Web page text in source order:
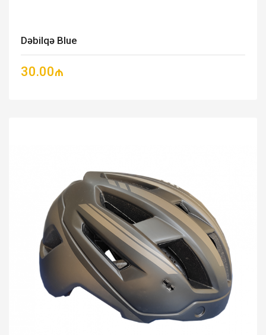
Dəbilqə Blue
30.00₼